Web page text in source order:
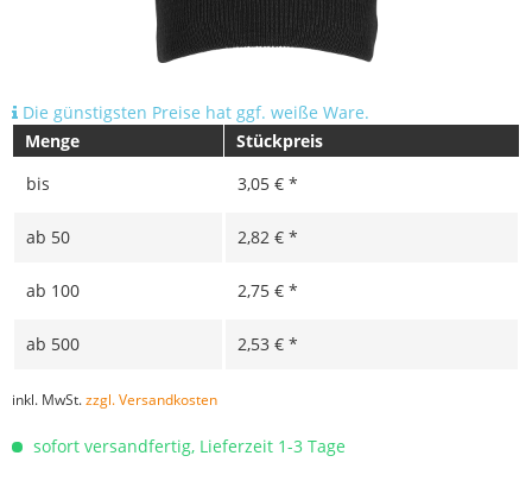
Die günstigsten Preise hat ggf. weiße Ware.
Menge
Stückpreis
bis
3,05 € *
ab 50 2,82 € *
ab 100 2,75 € *
ab 500 2,53 € *
inkl. MwSt.zzgl. Versandkosten
sofort versandfertig, Lieferzeit 1-3 Tage